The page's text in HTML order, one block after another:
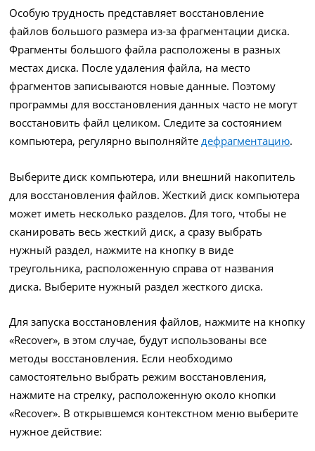
Особую трудность представляет восстановление
файлов большого размера из-за фрагментации диска.
Фрагменты большого файла расположены в разных
местах диска. После удаления файла, на место
фрагментов записываются новые данные. Поэтому
программы для восстановления данных часто не могут
восстановить файл целиком. Следите за состоянием
компьютера, регулярно выполняйтедефрагментацию.
Выберите диск компьютера, или внешний накопитель
для восстановления файлов. Жесткий диск компьютера
может иметь несколько разделов. Для того, чтобы не
сканировать весь жесткий диск, а сразу выбрать
нужный раздел, нажмите на кнопку в виде
треугольника, расположенную справа от названия
диска. Выберите нужный раздел жесткого диска.
Для запуска восстановления файлов, нажмите на кнопку
«Recover», в этом случае, будут использованы все
методы восстановления. Если необходимо
самостоятельно выбрать режим восстановления,
нажмите на стрелку, расположенную около кнопки
«Recover». В открывшемся контекстном меню выберите
нужное действие: